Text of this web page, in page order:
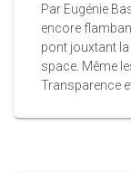
Par Eugénie
encore
pont jouxtant la
space. Même
Transparence